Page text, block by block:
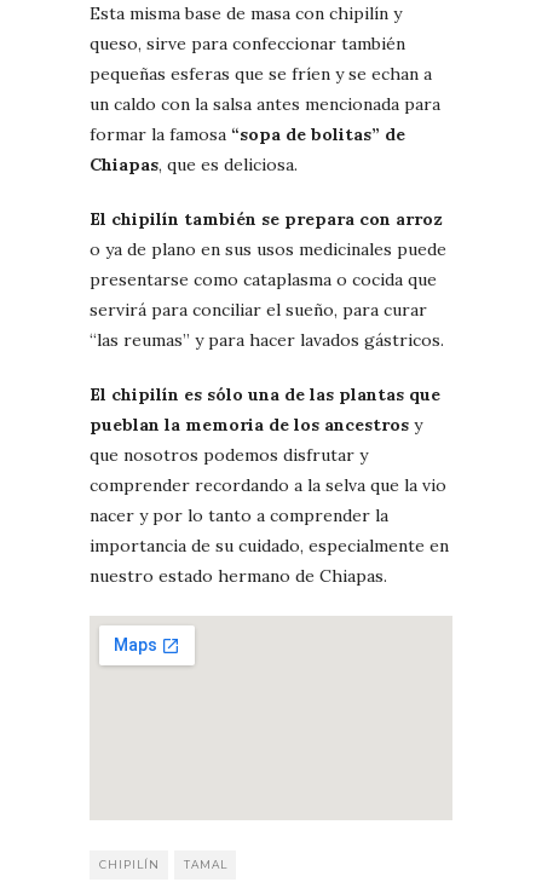
Esta misma base de masa con chipilín y
queso, sirve para confeccionar también
pequeñas esferas que se fríen y se echan a
un caldo con la salsa antes mencionada para
formar la famosa “sopa de bolitas” de
Chiapas, que es deliciosa.
El chipilín también se prepara con arroz
o ya de plano en sus usos medicinales puede
presentarse como cataplasma o cocida que
servirá para conciliar el sueño, para curar
“las reumas” y para hacer lavados gástricos.
El chipilín es sólo una de las plantas que
pueblan la memoria de los ancestros y
que nosotros podemos disfrutar y
comprender recordando a la selva que la vio
nacer y por lo tanto a comprender la
importancia de su cuidado, especialmente en
nuestro estado hermano de Chiapas.
CHIPILÍN TAMAL